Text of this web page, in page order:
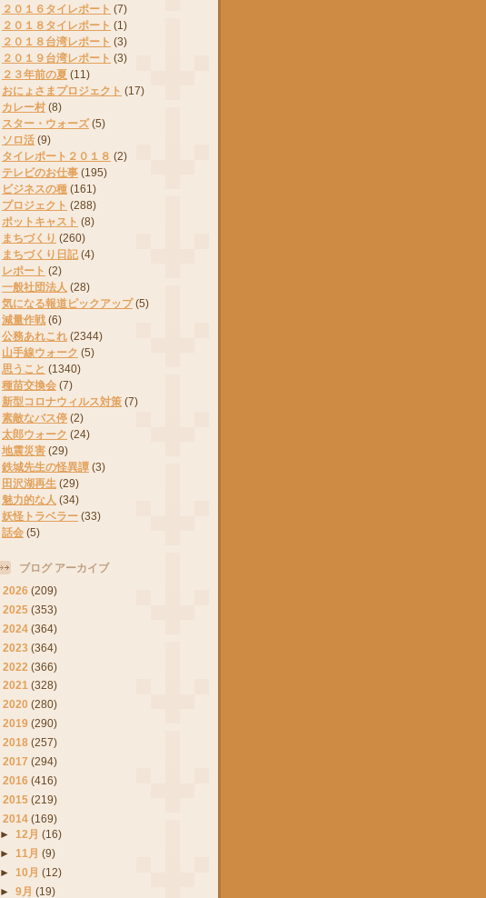
２０１６タイレポート (7)
２０１８タイレポート (1)
２０１８台湾レポート (3)
２０１９台湾レポート (3)
２３年前の夏 (11)
おにょさまプロジェクト (17)
カレー村 (8)
スター・ウォーズ (5)
ソロ活 (9)
タイレポート２０１８ (2)
テレビのお仕事 (195)
ビジネスの種 (161)
プロジェクト (288)
ポットキャスト (8)
まちづくり (260)
まちづくり日記 (4)
レポート (2)
一般社団法人 (28)
気になる報道ピックアップ (5)
減量作戦 (6)
公務あれこれ (2344)
山手線ウォーク (5)
思うこと (1340)
種苗交換会 (7)
新型コロナウィルス対策 (7)
素敵なバス停 (2)
太郎ウォーク (24)
地震災害 (29)
鉄城先生の怪異譚 (3)
田沢湖再生 (29)
魅力的な人 (34)
妖怪トラベラー (33)
話会 (5)
ブログ アーカイブ
2026 (209)
2025 (353)
2024 (364)
2023 (364)
2022 (366)
2021 (328)
2020 (280)
2019 (290)
2018 (257)
2017 (294)
2016 (416)
2015 (219)
2014 (169)
► 12月(16)
► 11月(9)
► 10月(12)
►9月(19)